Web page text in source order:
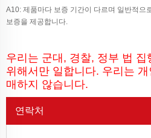
A10: 제품마다 보증 기간이 다르며 일반적으
보증을 제공합니다.
우리는 군대, 경찰, 정부 법
위해서만 일합니다. 우리는
매하지 않습니다.
연락처